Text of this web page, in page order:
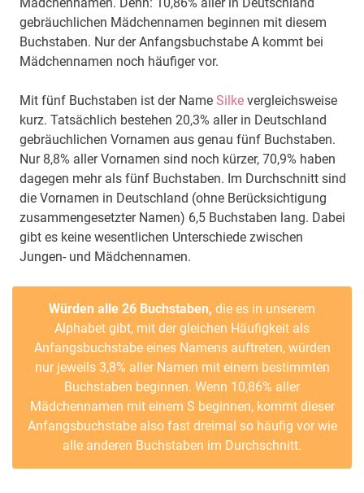
gebräuchlichen Mädchennamen beginnen mit diesem
Buchstaben. Nur der Anfangsbuchstabe A kommt bei
Mädchennamen noch häufiger vor.
Mit fünf Buchstaben ist der Name Silke vergleichsweise
kurz. Tatsächlich bestehen 20,3% aller in Deutschland
gebräuchlichen Vornamen aus genau fünf Buchstaben.
Nur 8,8% aller Vornamen sind noch kürzer, 70,9% haben
dagegen mehr als fünf Buchstaben. Im Durchschnitt sind
die Vornamen in Deutschland (ohne Berücksichtigung
zusammengesetzter Namen) 6,5 Buchstaben lang. Dabei
gibt es keine wesentlichen Unterschiede zwischen
Jungen- und Mädchennamen.
Würden alle 26 Buchstaben, die es in unserem
Alphabet gibt, mit der gleichen Häufigkeit als
Anfangsbuchstabe eines Namens auftreten, würden
nur jeweils 3,8% aller Namen mit einem bestimmten
Buchstaben beginnen. Wenn 10,86% aller
Mädchennamen mit einem S beginnen, kommt dieser
Anfangsbuchstabe also fast dreimal so häufig vor wie
alle anderen Buchstaben im Durchschnitt.